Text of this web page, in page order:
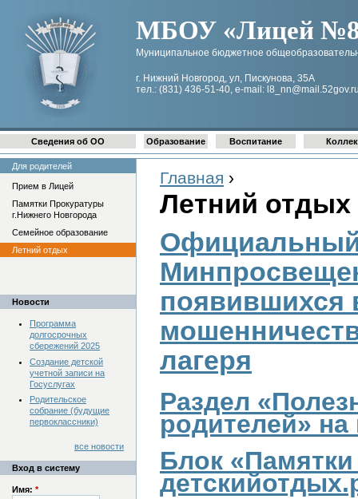
МБОУ «Лицей №8
Муниципальное бюджетное
г. Нижний Новгород, ул, Пискунова, 35А
тел.: (831) 436-51-40, e-mail:
Главная ›
Летний отдых
появившихся
лагеря
Раздел
родителей»
Блок
Сведения об ОО Образование Воспитание
Для родителей
Прием в Лицей
Памятки Прокуратуры
г.Нижнего Новгорода
Семейное образование
Летний отдых
Новости
Программа
долгосрочных
сбережений 2025
Создание детской
учетной записи на
Госуслугах
Родительское
собрание (будущие
первоклассники)
все новости
Вход в систему
Имя: *